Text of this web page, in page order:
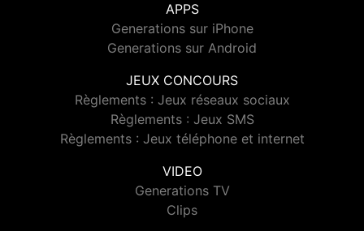
APPS
Generations sur iPhone
Generations sur Android
JEUX CONCOURS
Règlements : Jeux réseaux sociaux
Règlements : Jeux SMS
Règlements : Jeux téléphone et internet
VIDEO
Generations TV
Clips